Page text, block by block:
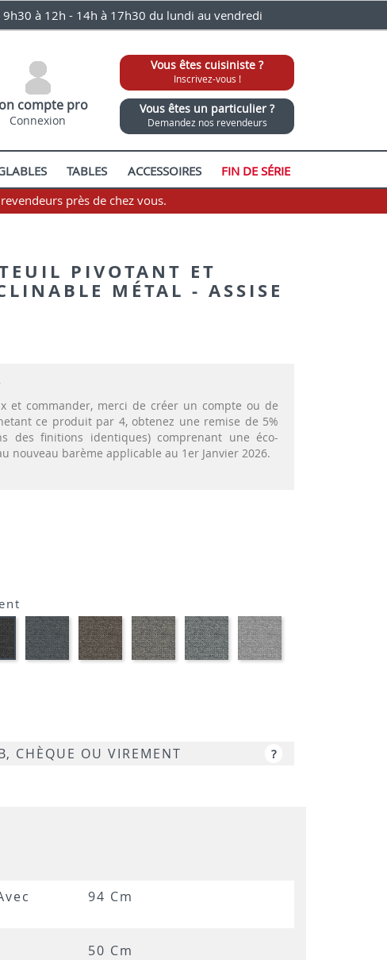
à 12h - 14h à 17h30 du lundi au vendredi
compte pro
Connexion
Vous êtes cuisiniste ?
Inscrivez-vous !
Vous êtes un particulier ?
Demandez nos revendeurs
TABLES ACCESSOIRES
FIN DE SÉRIE
près de chez vous.
PIVOTANT ET
MÉTAL - ASSISE
et commander, merci de créer un compte ou de
ce produit par 4, obtenez une remise de 5%
des finitions identiques) comprenant une éco-
nouveau barème applicable au 1er Janvier 2026.
MITO-
ONYX
9796
MITO-
DARK
GREY
MITO-
LIVER
9792
MITO-
SAGE
97903
MITO-
SLATE
97904
MITO-
ASHGREY
9794
CHÈQUE OU VIREMENT ?
94 Cm
50 Cm